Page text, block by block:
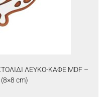
ΛΕΥΚΟ-ΚΑΦΕ MDF –
cm)